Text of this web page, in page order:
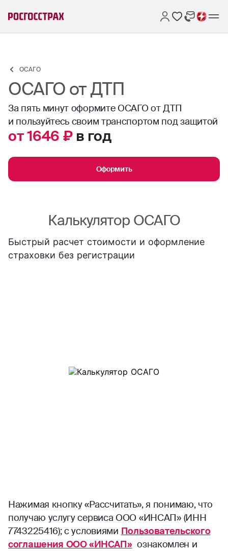
ОСАГО
ОСАГО от ДТП
За пять минут оформите ОСАГО от ДТП
и пользуйтесь своим транспортом под защитой
от 1646 ₽в год
Оформить
Калькулятор ОСАГО
Быстрый расчет стоимости и оформление
страховки без регистрации
Нажимая кнопку «Рассчитать», я понимаю, что
получаю услугу сервиса ООО «ИНСАП» (ИНН
7743225416); с условиями Пользовательского
соглашения ООО «ИНСАП» ознакомлен и